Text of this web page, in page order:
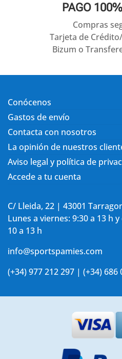
PAGO
Compras
Tarjeta de
Bizum o
Conócenos
Gastos de envío
Contacta con nosotros
La opinión de nuestros
Aviso legal y política de
Accede a tu cuenta
C/ Lleida, 22 | 43001
Lunes a viernes: 9:30 a 13 h
10 a 13 h
info@sportspamies.com
(+34) 977 212 297 | (+34) 686